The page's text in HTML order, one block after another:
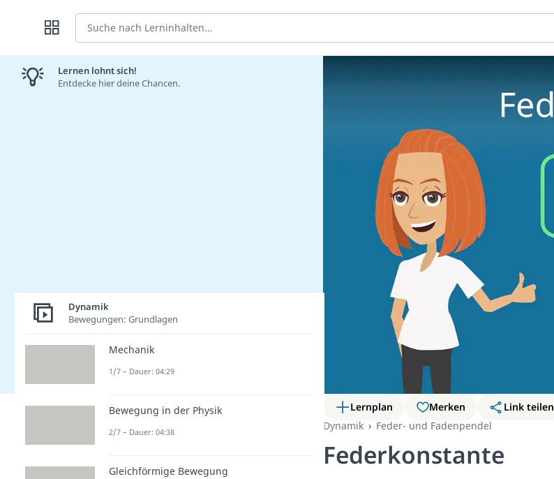
Suche
Lernplan Merken
Link teilen
Dynamik
Feder- und Fadenpendel
Federkonstante
Lernen lohnt sich!
Entdecke hier deine Chancen.
Dynamik
Bewegungen: Grundlagen
Mechanik
1/7 – Dauer: 04:29
Bewegung in der Physik
2/7 – Dauer: 04:38
Gleichförmige Bewegung